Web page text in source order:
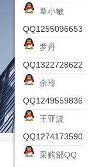
RZMO-TER-
覃小敏
QQ1255096653
罗丹
QQ1322728622
余玲
QQ1249559836
王亚波
QQ1274173590
采购部QQ